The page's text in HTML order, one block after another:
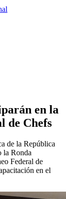
en la
de Chefs
de la República
la Ronda
Federal de
en el